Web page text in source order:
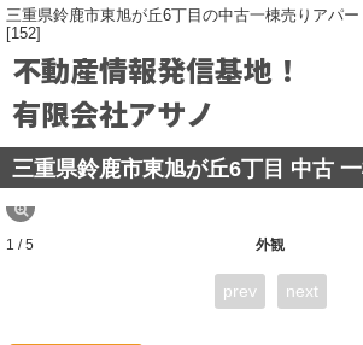
三重県鈴鹿市東旭が丘6丁目の中古一棟売りアパー
[152]
不動産情報発信基地！
有限会社アサノ
三重県鈴鹿市東旭が丘6丁目 中古
外観
1 / 5
prev next